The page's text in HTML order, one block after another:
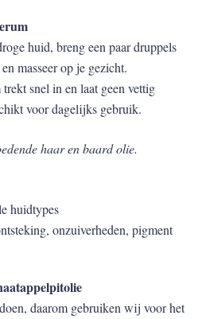
huid, breng een paar druppels
masseer op je gezicht.
snel in en laat geen vettig
voor dagelijks gebruik.
haar en baard olie.
huidtypes
onzuiverheden, pigment
daarom gebruiken wij voor het